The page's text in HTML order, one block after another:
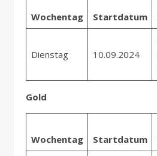
Wochentag Startdatum
Dienstag 10.09.2024
Gold
Wochentag Startdatum